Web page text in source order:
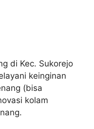
di Kec. Sukorejo
keinginan
(bisa
kolam